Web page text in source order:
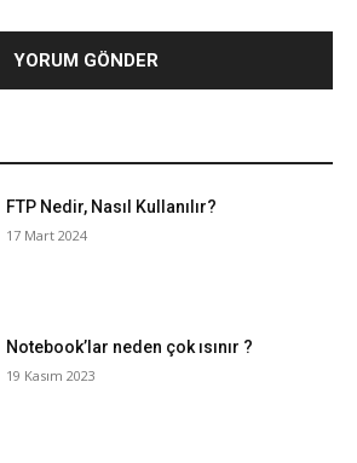
FTP Nedir, Nasıl Kullanılır?
17 Mart 2024
Notebook’lar neden çok ısınır ?
19 Kasım 2023